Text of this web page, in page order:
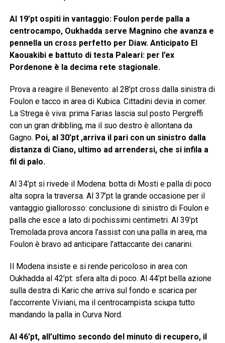
Al 19’pt ospiti in vantaggio: Foulon perde palla a
centrocampo, Oukhadda serve Magnino che avanza e
pennella un cross perfetto per Diaw. Anticipato El
Kaouakibi e battuto di testa Paleari: per l’ex
Pordenone è la decima rete stagionale.
Prova a reagire il Benevento: al 28’pt cross dalla sinistra di
Foulon e tacco in area di Kubica. Cittadini devia in corner.
La Strega è viva: prima Farias lascia sul posto Pergreffi
con un gran dribbling, ma il suo destro è allontana da
Gagno. Poi, al 30’pt ,arriva il pari con un sinistro dalla
distanza di Ciano, ultimo ad arrendersi, che si infila a
fil di palo.
Al 34’pt si rivede il Modena: botta di Mosti e palla di poco
alta sopra la traversa. Al 37’pt la grande occasione per il
vantaggio giallorosso: conclusione di sinistro di Foulon e
palla che esce a lato di pochissimi centimetri. Al 39’pt
Tremolada prova ancora l’assist con una palla in area, ma
Foulon è bravo ad anticipare l’attaccante dei canarini.
Il Modena insiste e si rende pericoloso in area con
Oukhadda al 42’pt: sfera alta di poco. Al 44’pt bella azione
sulla destra di Karic che arriva sul fondo e scarica per
l’accorrente Viviani, ma il centrocampista sciupa tutto
mandando la palla in Curva Nord.
Al 46’pt, all’ultimo secondo del minuto di recupero, il